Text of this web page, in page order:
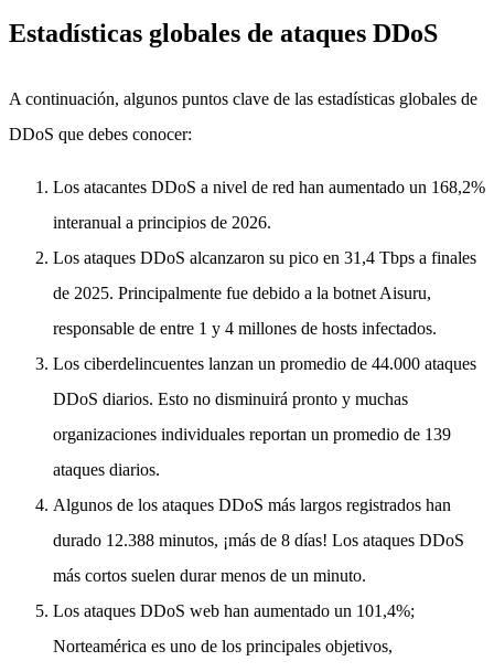
Estadísticas globales de ataques DDoS
A continuación, algunos puntos clave de las estadísticas globales de
DDoS que debes conocer:
Los atacantes DDoS a nivel de red han aumentado un 168,2%
interanual a principios de 2026.
Los ataques DDoS alcanzaron su pico en 31,4 Tbps a finales
de 2025. Principalmente fue debido a la botnet Aisuru,
responsable de entre 1 y 4 millones de hosts infectados.
Los ciberdelincuentes lanzan un promedio de 44.000 ataques
DDoS diarios. Esto no disminuirá pronto y muchas
organizaciones individuales reportan un promedio de 139
ataques diarios.
Algunos de los ataques DDoS más largos registrados han
durado 12.388 minutos, ¡más de 8 días! Los ataques DDoS
más cortos suelen durar menos de un minuto.
Los ataques DDoS web han aumentado un 101,4%;
Norteamérica es uno de los principales objetivos,